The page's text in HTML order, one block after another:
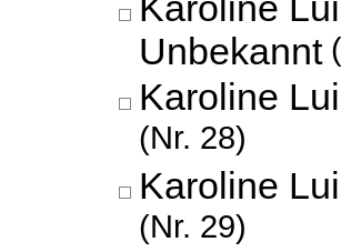
Unbekannt
Karoline
(Nr. 28)
Karoline
(Nr. 29)